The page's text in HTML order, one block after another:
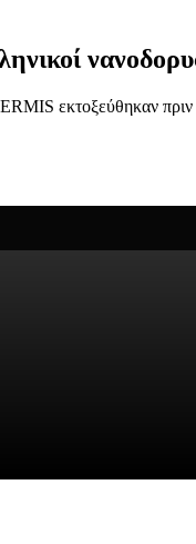
εκτοξεύθηκαν πριν